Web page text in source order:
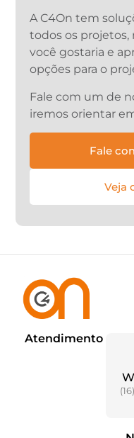
A C4On tem
todos os
você gostaria e
opções para o
Fale com um de
iremos orientar
Fale
Veja
Atendimento